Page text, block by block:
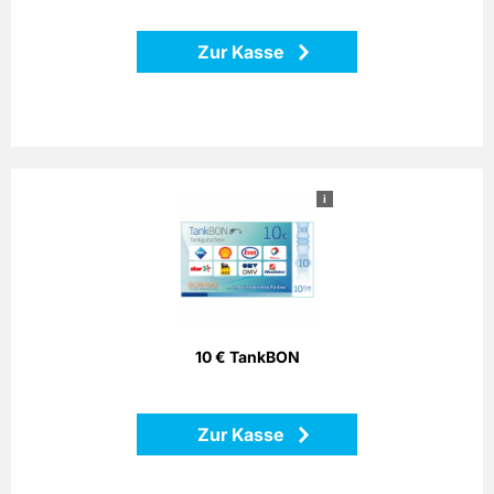
Zur Kasse
i
10 € TankBON
Zur Kasse
Bezahlen Sie einfach mit dem Bonago-Tankgutschein. Der
Bonago-Tankgutschein ist einlösbar per Telefon, Postalisch
oder Internet gegen Gutschein an zahlreichen